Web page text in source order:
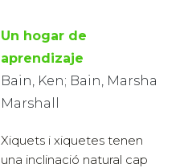
Un hogar de
aprendizaje
Bain, Ken; Bain, Marsha
Marshall
Xiquets i xiquetes tenen
una inclinació natural cap